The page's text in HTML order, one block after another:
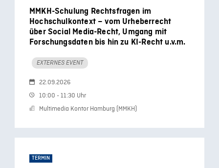
MMKH-Schulung Rechtsfragen im
Hochschulkontext – vom Urheberrecht
über Social Media-Recht, Umgang mit
Forschungsdaten bis hin zu KI-Recht u.v.m.
EXTERNES EVENT
22.09.2026
10:00 - 11:30 Uhr
Multimedia Kontor Hamburg (MMKH)
TERMIN